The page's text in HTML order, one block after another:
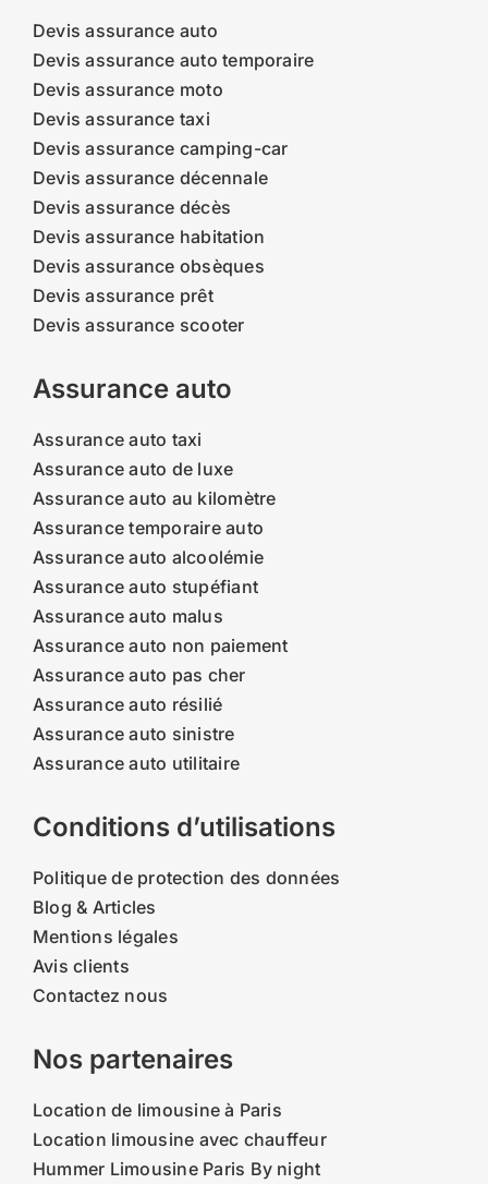
Devis assurance auto
Devis assurance auto temporaire
Devis assurance moto
Devis assurance taxi
Devis assurance camping-car
Devis assurance décennale
Devis assurance décès
Devis assurance habitation
Devis assurance obsèques
Devis assurance prêt
Devis assurance scooter
Assurance auto
Assurance auto taxi
Assurance auto de luxe
Assurance auto au kilomètre
Assurance temporaire auto
Assurance auto alcoolémie
Assurance auto stupéfiant
Assurance auto malus
Assurance auto non paiement
Assurance auto pas cher
Assurance auto résilié
Assurance auto sinistre
Assurance auto utilitaire
Conditions d’utilisations
Politique de protection des données
Blog & Articles
Mentions légales
Avis clients
Contactez nous
Nos partenaires
Location de limousine à Paris
Location limousine avec chauffeur
Hummer Limousine Paris By night